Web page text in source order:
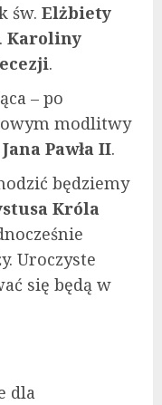
św. Elżbiety
Karoliny
.
– po
modlitwy
Pawła II.
będziemy
Króla
Uroczyste
się będą w
dla